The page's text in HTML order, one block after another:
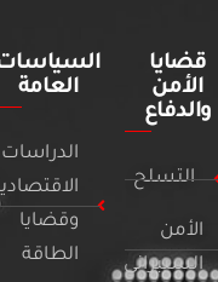
قضايا
الأمن
والدفاع
التسلح
الأمن
السيبراني
السياسات
العامة
الدراسات
الاقتصادية
وقضايا
الطاقة